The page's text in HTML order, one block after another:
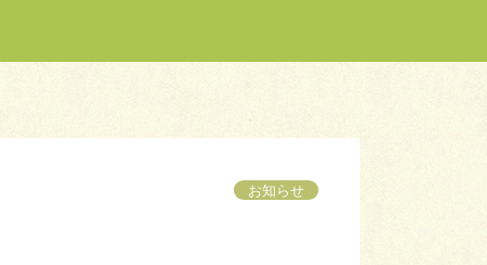
お知らせ